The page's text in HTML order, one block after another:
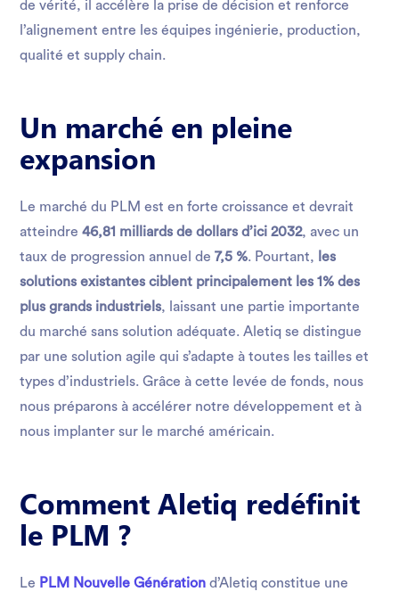
de vérité, il accélère la prise de décision et renforce
l’alignement entre les équipes ingénierie, production,
qualité et supply chain.
Un marché en pleine
expansion
Le marché du PLM est en forte croissance et devrait
atteindre46,81 milliards de dollars d’ici 2032, avec un
taux de progression annuel de7,5 %. Pourtant, les
solutions existantes ciblent principalement les 1% des
plus grands industriels, laissant une partie importante
du marché sans solution adéquate. Aletiq se distingue
par une solution agile qui s’adapte à toutes les tailles et
types d’industriels. Grâce à cette levée de fonds, nous
nous préparons à accélérer notre développement et à
nous implanter sur le marché américain.
Comment Aletiq redéfinit
le PLM ?
Le PLM Nouvelle Génération d’Aletiq constitue une